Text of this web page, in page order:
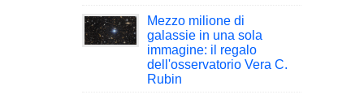
Mezzo milione di
galassie in una sola
immagine: il regalo
dell'osservatorio Vera C.
Rubin